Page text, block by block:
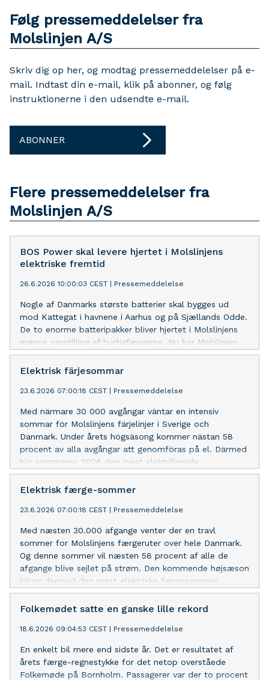
Følg pressemeddelelser fra
Molslinjen A/S
Skriv dig op her, og modtag pressemeddelelser på e-
mail. Indtast din e-mail, klik på abonner, og følg
instruktionerne i den udsendte e-mail.
ABONNER
Flere pressemeddelelser fra
Molslinjen A/S
BOS Power skal levere hjertet i Molslinjens
elektriske fremtid
26.6.2026 10:00:03 CEST Pressemeddelelse
Nogle af Danmarks største batterier skal bygges ud
mod Kattegat i havnene i Aarhus og på Sjællands Odde.
De to enorme batteripakker bliver hjertet i Molslinjens
grønne omstilling af hurtigfærgerne. Nu har Molslinjen
valgt BOS Power til at bygge batterierne til verdens
største elektrificeringsprojekt til søs.
Elektrisk färjesommar
23.6.2026 07:00:18 CEST Pressemeddelelse
Med närmare 30 000 avgångar väntar en intensiv
sommar för Molslinjens färjelinjer i Sverige och
Danmark. Under årets högsäsong kommer nästan 58
procent av alla avgångar att genomföras på el. Därmed
blir sommaren 2026 den mest elektrifierade
färjesommaren hittills.
Elektrisk færge-sommer
23.6.2026 07:00:18 CEST Pressemeddelelse
Med næsten 30.000 afgange venter der en travl
sommer for Molslinjens færgeruter over hele Danmark.
Og denne sommer vil næsten 58 procent af alle de
afgange blive sejlet på strøm. Den kommende højsæson
bliver dermed den mest elektriske færgesommer
nogensinde.
Folkemødet satte en ganske lille rekord
18.6.2026 09:04:53 CEST Pressemeddelelse
En enkelt bil mere end sidste år. Det er resultatet af
årets færge-regnestykke for det netop overståede
Folkemøde på Bornholm. Passagerer var der to procent